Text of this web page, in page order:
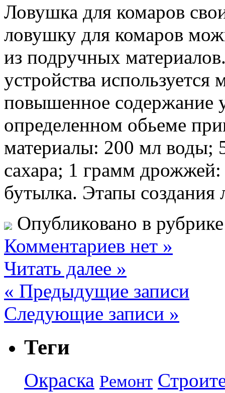
Ловушка для комаров
ловушку для комаров
из подручных
устройства
повышенное содержание
определенном обьеме
материалы: 200 мл воды;
сахара; 1 грамм дрожжей:
бутылка. Этапы
Опубликовано в
Комментариев нет »
Читать далее »
« Предыдущие записи
Следующие записи »
Теги
Окраска Ремонт